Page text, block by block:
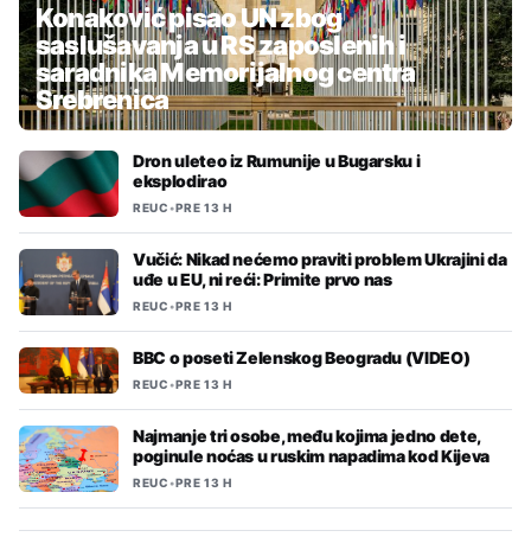
Konaković pisao UN zbog
saslušavanja u RS zaposlenih i
saradnika Memorijalnog centra
Srebrenica
Dron uleteo iz Rumunije u Bugarsku i
eksplodirao
REUC•PRE 13 H
Vučić: Nikad nećemo praviti problem Ukrajini da
uđe u EU, ni reći: Primite prvo nas
REUC•PRE 13 H
BBC o poseti Zelenskog Beogradu (VIDEO)
REUC•PRE 13 H
Najmanje tri osobe, među kojima jedno dete,
poginule noćas u ruskim napadima kod Kijeva
REUC•PRE 13 H